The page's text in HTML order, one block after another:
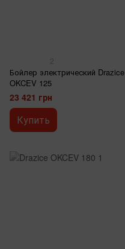
2
Бойлер электрический Drazice
OKCEV 125
23 421 грн
Купить